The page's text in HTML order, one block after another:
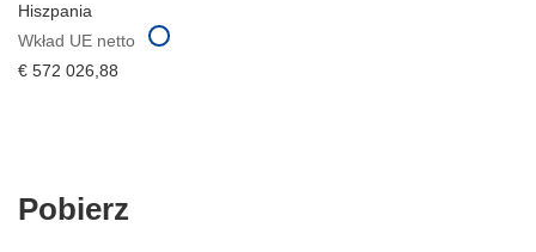
Hiszpania
Wkład UE netto
€ 572 026,88
Pobierz